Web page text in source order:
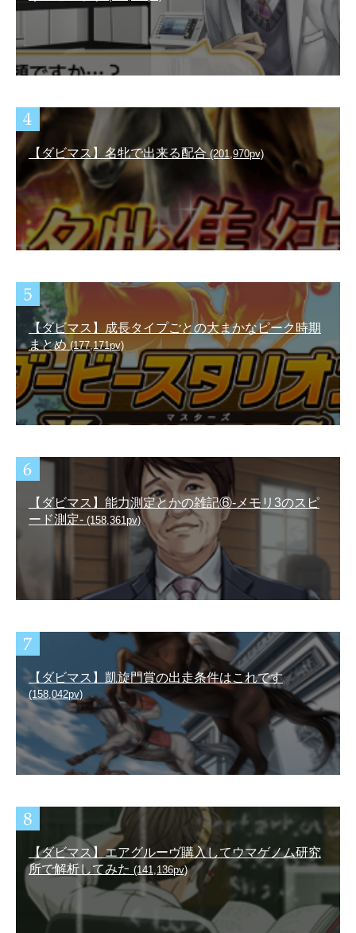
【ダビマス】名牝で出来る配合(201,970pv)
【ダビマス】成長タイプごとの大まかなピーク時期
まとめ(177,171pv)
【ダビマス】能力測定とかの雑記⑥-メモリ3のスピ
ード測定- (158,361pv)
【ダビマス】凱旋門賞の出走条件はこれです
(158,042pv)
【ダビマス】エアグルーヴ購入してウマゲノム研究
所で解析してみた (141,136pv)